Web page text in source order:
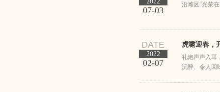
07-03
沿滩区“光荣
DATE
2022
02-07
虎啸迎春，
礼炮声声入耳
沉醉、令人回